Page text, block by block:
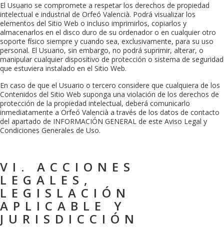
El Usuario se compromete a respetar los derechos de propiedad
intelectual e industrial de Orfeó Valencià. Podrá visualizar los
elementos del Sitio Web o incluso imprimirlos, copiarlos y
almacenarlos en el disco duro de su ordenador o en cualquier otro
soporte físico siempre y cuando sea, exclusivamente, para su uso
personal. El Usuario, sin embargo, no podrá suprimir, alterar, o
manipular cualquier dispositivo de protección o sistema de seguridad
que estuviera instalado en el Sitio Web.
En caso de que el Usuario o tercero considere que cualquiera de los
Contenidos del Sitio Web suponga una violación de los derechos de
protección de la propiedad intelectual, deberá comunicarlo
inmediatamente a Orfeó Valencià a través de los datos de contacto
del apartado de INFORMACIÓN GENERAL de este Aviso Legal y
Condiciones Generales de Uso.
VI. ACCIONES
LEGALES,
LEGISLACIÓN
APLICABLE Y
JURISDICCIÓN